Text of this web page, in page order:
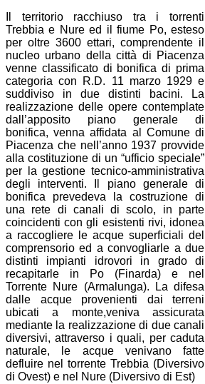
Il territorio racchiuso tra i torrenti
Trebbia e Nure ed il fiume Po, esteso
per oltre 3600 ettari, comprendente il
nucleo urbano della città di Piacenza
venne classificato di bonifica di prima
categoria con R.D. 11 marzo 1929 e
suddiviso in due distinti bacini. La
realizzazione delle opere contemplate
dall’apposito piano generale di
bonifica, venna affidata al Comune di
Piacenza che nell’anno 1937 provvide
alla costituzione di un “ufficio speciale”
per la gestione tecnico-amministrativa
degli interventi. Il piano generale di
bonifica prevedeva la costruzione di
una rete di canali di scolo, in parte
coincidenti con gli esistenti rivi, idonea
a raccogliere le acque superficiali del
comprensorio ed a convogliarle a due
distinti impianti idrovori in grado di
recapitarle in Po (Finarda) e nel
Torrente Nure (Armalunga). La difesa
dalle acque provenienti dai terreni
ubicati a monte,veniva assicurata
mediante la realizzazione di due canali
diversivi, attraverso i quali, per caduta
naturale, le acque venivano fatte
defluire nel torrente Trebbia (Diversivo
di Ovest) e nel Nure (Diversivo di Est)